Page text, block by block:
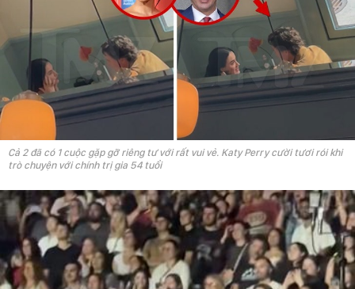
Cả 2 đã có 1 cuộc gặp gỡ riêng tư với rất vui vẻ. Katy Perry cười tươi rói khi
trò chuyện với chính trị gia 54 tuổi